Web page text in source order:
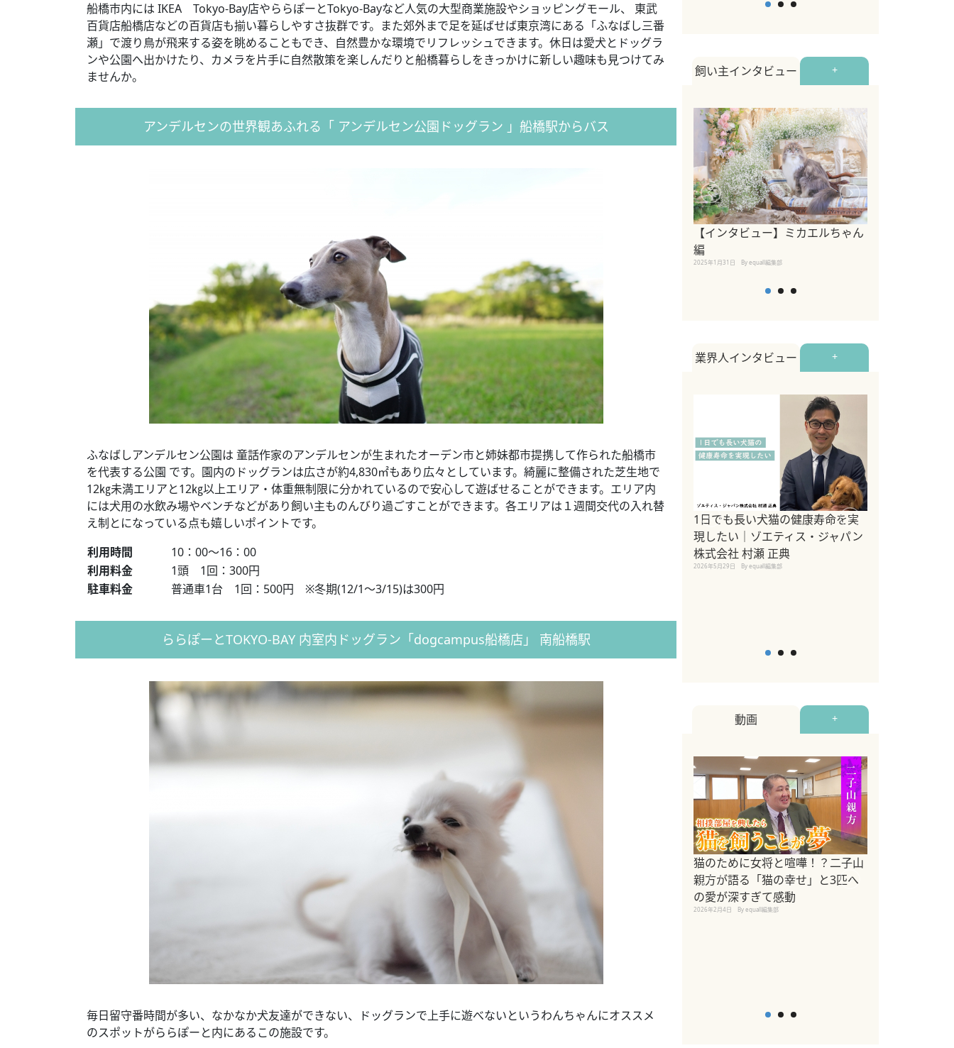
船橋市内には IKEA Tokyo-Bay店やららぽーとTokyo-Bayなど人気の大型商業施設やショッピングモール、 東武
百貨店船橋店などの百貨店も揃い暮らしやすさ抜群です。また郊外まで足を延ばせば東京湾にある「ふなばし三番
瀬」で渡り鳥が飛来する姿を眺めることもでき、自然豊かな環境でリフレッシュできます。休日は愛犬とドッグラ
ンや公園へ出かけたり、カメラを片手に自然散策を楽しんだりと船橋暮らしをきっかけに新しい趣味も見つけてみ
ませんか。
アンデルセンの世界観あふれる「 アンデルセン公園ドッグラン 」船橋駅からバス
ふなばしアンデルセン公園は 童話作家のアンデルセンが生まれたオーデン市と姉妹都市提携して作られた船橋市
を代表する公園 です。園内のドッグランは広さが約4,830㎡もあり広々としています。綺麗に整備された芝生地で
12㎏未満エリアと12㎏以上エリア・体重無制限に分かれているので安心して遊ばせることができます。エリア内
には犬用の水飲み場やベンチなどがあり飼い主ものんびり過ごすことができます。各エリアは１週間交代の入れ替
え制とになっている点も嬉しいポイントです。
利用時間
10：00～16：00
利用料金
1頭 1回：300円
駐車料金
普通車1台 1回：500円 ※冬期(12/1～3/15)は300円
ららぽーとTOKYO-BAY 内室内ドッグラン「dogcampus船橋店」 南船橋駅
毎日留守番時間が多い、なかなか犬友達ができない、ドッグランで上手に遊べないというわんちゃんにオススメ
のスポットがららぽーと内にあるこの施設です。
飼い主インタビュー +
【インタビュー】ミカエルちゃん
編
2025年1月31日 By equall編集部
業界人インタビュー +
1日でも長い犬猫の健康寿命を実
現したい｜ゾエティス・ジャパン
株式会社 村瀬 正典
2026年5月29日 By equall編集部
動画 +
猫のために女将と喧嘩！？二子山
親方が語る「猫の幸せ」と3匹へ
の愛が深すぎて感動
2026年2月4日 By equall編集部